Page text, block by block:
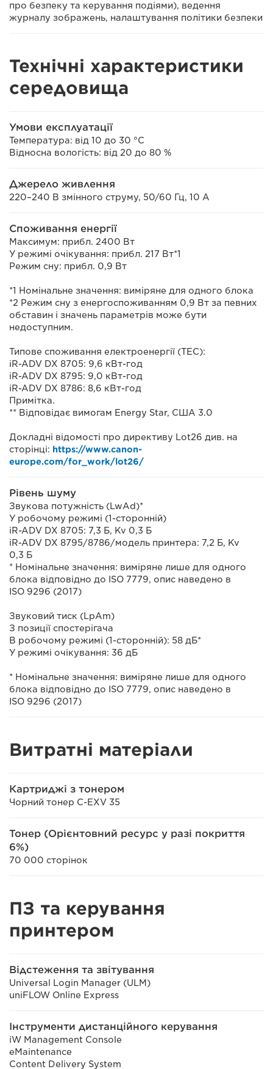
про безпеку та керування подіями), ведення
журналу зображень, налаштування політики безпеки
Технічні характеристики
середовища
Умови експлуатації
Температура: від 10 до 30 °C
Відносна вологість: від 20 до 80 %
Джерело живлення
220–240 В змінного струму, 50/60 Гц, 10 A
Споживання енергії
Максимум: прибл. 2400 Вт
У режимі очікування: прибл. 217 Вт*1
Режим сну: прибл. 0,9 Вт
*1 Номінальне значення: виміряне для одного блока
*2 Режим сну з енергоспоживанням 0,9 Вт за певних
обставин і значень параметрів може бути
недоступним.
Типове споживання електроенергії (TEC):
iR-ADV DX 8705: 9,6 кВт-год
iR-ADV DX 8795: 9,0 кВт-год
iR-ADV DX 8786: 8,6 кВт-год
Примітка.
** Відповідає вимогам Energy Star, США 3.0
Докладні відомості про директиву Lot26 див. на
сторінці: https://www.canon-
europe.com/for_work/lot26/
Рівень шуму
Звукова потужність (LwAd)*
У робочому режимі (1-сторонній)
iR-ADV DX 8705: 7,3 Б, Kv 0,3 Б
iR-ADV DX 8795/8786/модель принтера: 7,2 Б, Kv
0,3 Б
* Номінальне значення: виміряне лише для одного
блока відповідно до ISO 7779, опис наведено в
ISO 9296 (2017)
Звуковий тиск (LpAm)
З позиції спостерігача
В робочому режимі (1-сторонній): 58 дБ*
У режимі очікування: 36 дБ
* Номінальне значення: виміряне лише для одного
блока відповідно до ISO 7779, опис наведено в
ISO 9296 (2017)
Витратні матеріали
Картриджі з тонером
Чорний тонер C-EXV 35
Тонер (Орієнтовний ресурс у разі покриття
6%)
70 000 сторінок
ПЗ та керування
принтером
Відстеження та звітування
Universal Login Manager (ULM)
uniFLOW Online Express
Інструменти дистанційного керування
iW Management Console
eMaintenance
Content Delivery System